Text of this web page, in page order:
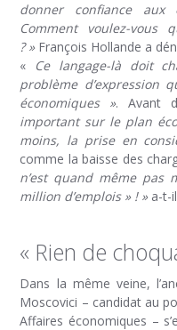
donner confiance
Comment voulez-vous
? »François Hollande a
« Ce langage-là doit
problème d’expression
économiques ». Avant
important sur le plan
moins, la prise en
comme la baisse des
n’est quand même
million d’emplois » ! »a-t-
« Rien de
Dans la même veine,
Moscovici – candidat au
Affaires économiques –